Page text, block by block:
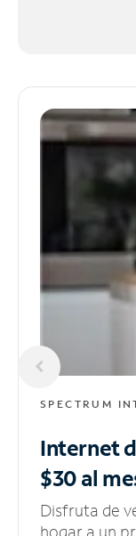
SPECTRUM
Internet
$30 al
Disfruta de
hogar a un